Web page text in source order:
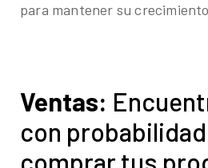
para mantener su
Ventas:
con
comprar tus